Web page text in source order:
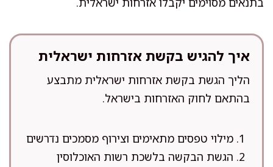
איך להגיש בקשת אזרחות ישראלית
הליך הגשת בקשת אזרחות ישראלית מתבצע
בהתאם לחוק האזרחות בישראל.
מילוי טפסים מתאימים וצירוף מסמכים נדרשים
הגשת הבקשה בלשכת רשות האוכלוסין